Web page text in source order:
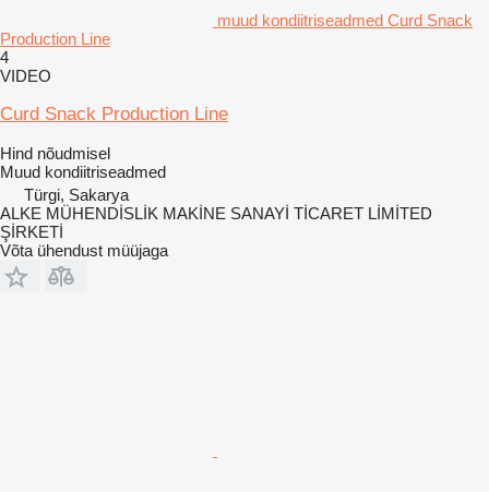
muud kondiitriseadmed Curd Snack
Production Line
4
VIDEO
Curd Snack Production Line
Hind nõudmisel
Muud kondiitriseadmed
Türgi, Sakarya
ALKE MÜHENDİSLİK MAKİNE SANAYİ TİCARET LİMİTED
ŞİRKETİ
Võta ühendust müüjaga